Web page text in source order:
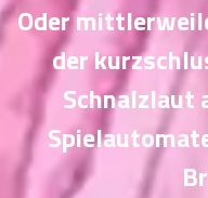
Oder
der
Schnalzlaut
ม
ที่
ม
21
ตอน